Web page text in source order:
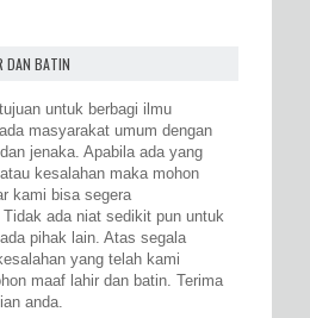
DAN BATIN
untuk berbagi ilmu
masyarakat umum dengan
jenaka. Apabila ada yang
kesalahan maka mohon
kami bisa segera
ada niat sedikit pun untuk
pihak lain. Atas segala
yang telah kami
maaf lahir dan batin. Terima
anda.